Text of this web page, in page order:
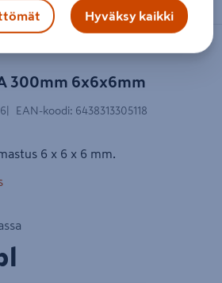
300mm 6x6x6mm
EAN-koodi: 6438313305118
6 x 6 x 6 mm.
Hyväksy kaikki